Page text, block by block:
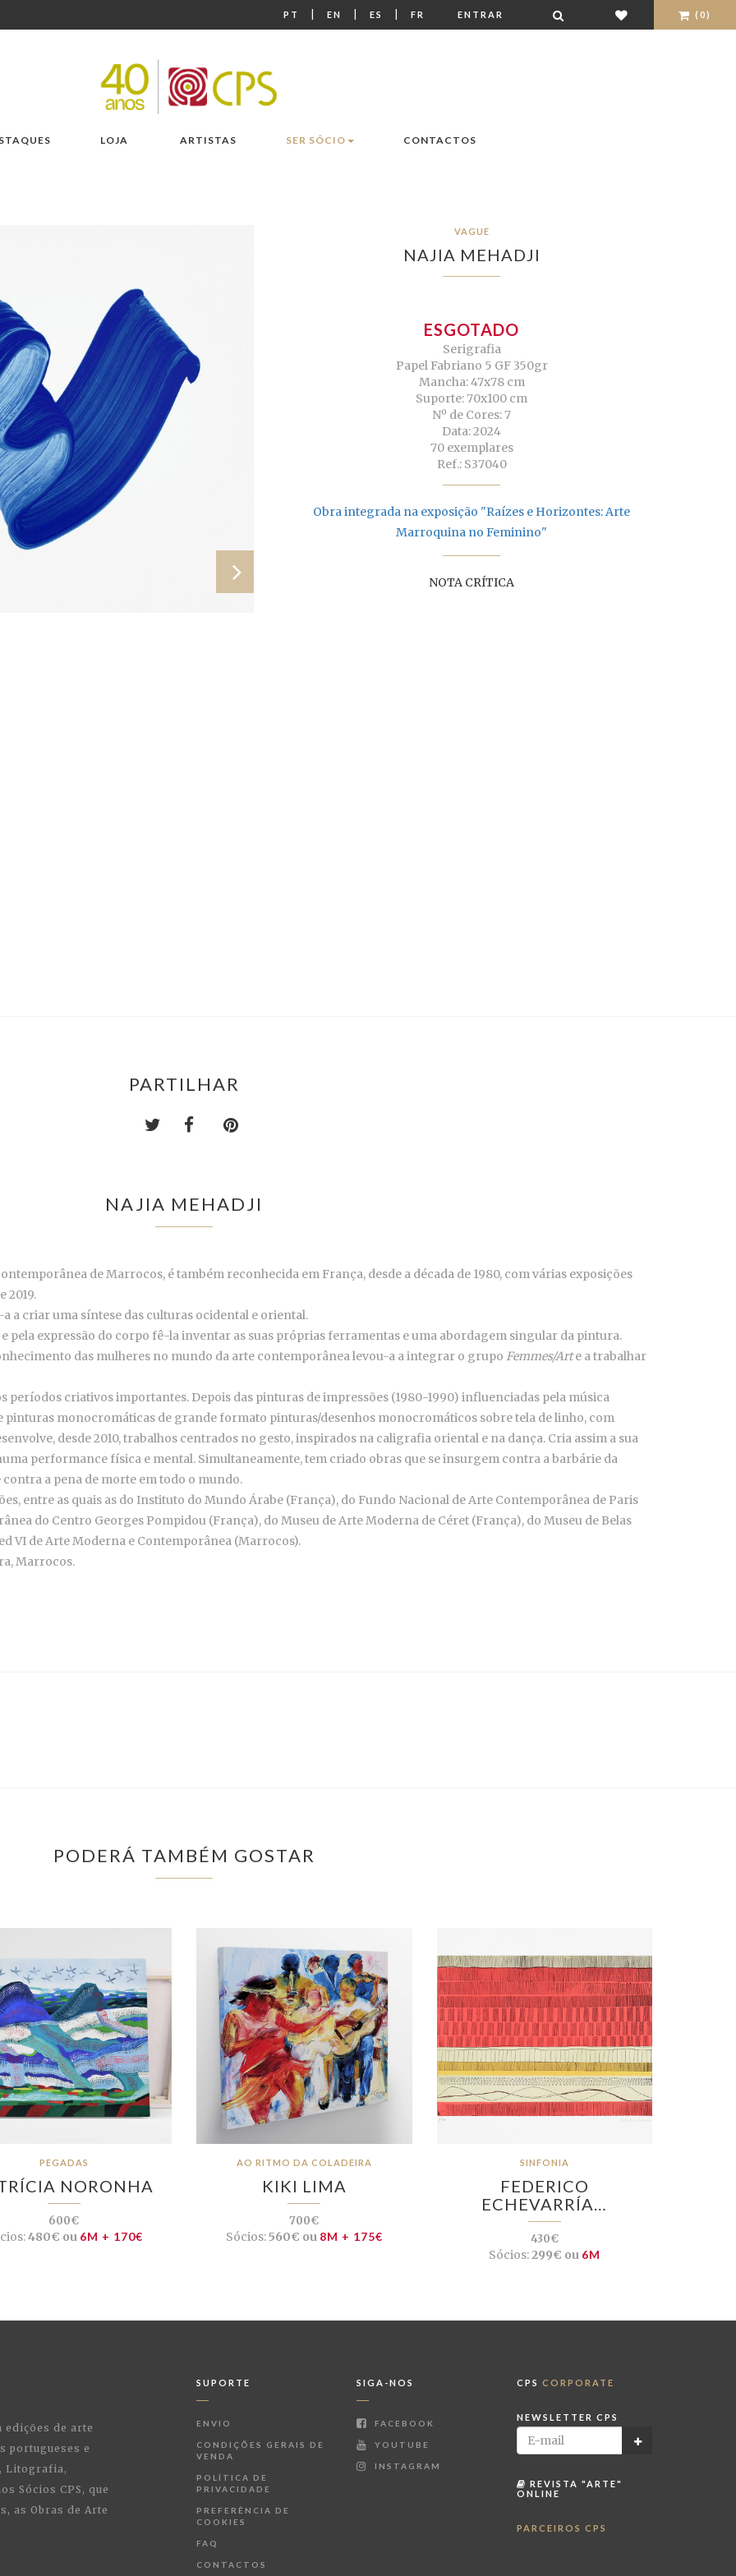
PT | EN | ES | FR ENTRAR (0)
LOJA ARTISTAS SER SÓCIO CONTACTOS
VAGUE
NAJIA MEHADJI
ESGOTADO
Serigrafia
Papel Fabriano 5 GF 350gr
Mancha: 47x78 cm
Suporte: 70x100 cm
Nº de Cores: 7
Data: 2024
70 exemplares
Ref.: S37040
Obra integrada na exposição "Raízes e Horizontes: Arte
Marroquina no Feminino"
NOTA CRÍTICA
PARTILHAR
NAJIA MEHADJI
de Marrocos, é também reconhecida em França, desde a década de 1980, com várias exposições
2019.
a criar uma síntese das culturas ocidental e oriental.
pela expressão do corpo fê-la inventar as suas próprias ferramentas e uma abordagem singular da pintura.
das mulheres no mundo da arte contemporânea levou-a a integrar o grupo Femmes/Arte a trabalhar
períodos criativos importantes. Depois das pinturas de impressões (1980-1990) influenciadas pela música
pinturas monocromáticas de grande formato pinturas/desenhos monocromáticos sobre tela de linho, com
desde 2010, trabalhos centrados no gesto, inspirados na caligrafia oriental e na dança. Cria assim a sua
performance física e mental. Simultaneamente, tem criado obras que se insurgem contra a barbárie da
a pena de morte em todo o mundo.
entre as quais as do Instituto do Mundo Árabe (França), do Fundo Nacional de Arte Contemporânea de Paris
do Centro Georges Pompidou (França), do Museu de Arte Moderna de Céret (França), do Museu de Belas
VI de Arte Moderna e Contemporânea (Marrocos).
Marrocos.
PODERÁ TAMBÉM GOSTAR
PEGADAS
NORONHA
600€
480€ ou 6M + 170€
AO RITMO DA COLADEIRA
KIKI LIMA
700€
Sócios:560€ ou 8M + 175€
SINFONIA
FEDERICO
ECHEVARRÍA…
430€
Sócios:299€ ou 6M
edições de arte
portugueses e
Litografia,
Sócios CPS, que
as Obras de Arte
SUPORTE
ENVIO
CONDIÇÕES GERAIS DE
VENDA
POLÍTICA DE
PRIVACIDADE
PREFERÊNCIA DE
COOKIES
FAQ
CONTACTOS
SIGA-NOS
FACEBOOK
YOUTUBE
INSTAGRAM
CPS CORPORATE
NEWSLETTER CPS
REVISTA "ARTE"
ONLINE
PARCEIROS CPS